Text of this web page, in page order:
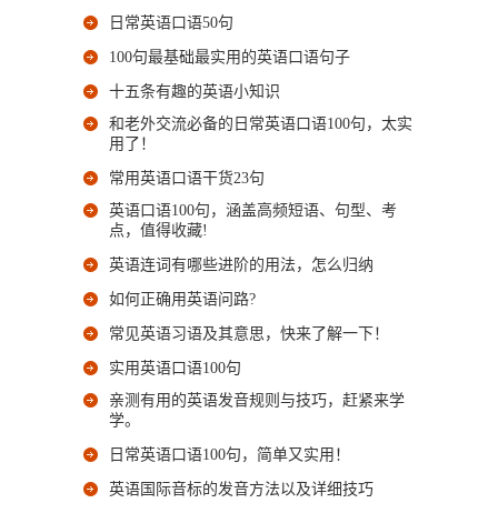
日常英语口语50句
100句最基础最实用的英语口语句子
十五条有趣的英语小知识
和老外交流必备的日常英语口语100句，太实
用了！
常用英语口语干货23句
英语口语100句，涵盖高频短语、句型、考
点，值得收藏!
英语连词有哪些进阶的用法，怎么归纳
如何正确用英语问路?
常见英语习语及其意思，快来了解一下！
实用英语口语100句
亲测有用的英语发音规则与技巧，赶紧来学
学。
日常英语口语100句，简单又实用！
英语国际音标的发音方法以及详细技巧